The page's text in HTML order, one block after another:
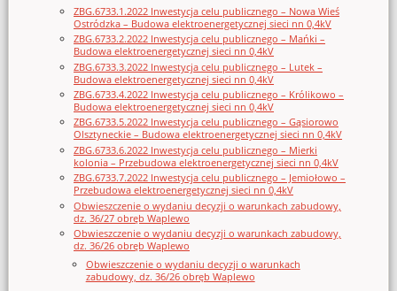
ZBG.6733.1.2022 Inwestycja celu publicznego – Nowa Wieś
Ostródzka – Budowa elektroenergetycznej sieci nn 0,4kV
ZBG.6733.2.2022 Inwestycja celu publicznego – Mańki –
Budowa elektroenergetycznej sieci nn 0,4kV
ZBG.6733.3.2022 Inwestycja celu publicznego – Lutek –
Budowa elektroenergetycznej sieci nn 0,4kV
ZBG.6733.4.2022 Inwestycja celu publicznego – Królikowo –
Budowa elektroenergetycznej sieci nn 0,4kV
ZBG.6733.5.2022 Inwestycja celu publicznego – Gąsiorowo
Olsztyneckie – Budowa elektroenergetycznej sieci nn 0,4kV
ZBG.6733.6.2022 Inwestycja celu publicznego – Mierki
kolonia – Przebudowa elektroenergetycznej sieci nn 0,4kV
ZBG.6733.7.2022 Inwestycja celu publicznego – Jemiołowo –
Przebudowa elektroenergetycznej sieci nn 0,4kV
Obwieszczenie o wydaniu decyzji o warunkach zabudowy,
dz. 36/27 obręb Waplewo
Obwieszczenie o wydaniu decyzji o warunkach zabudowy,
dz. 36/26 obręb Waplewo
Obwieszczenie o wydaniu decyzji o warunkach
zabudowy, dz. 36/26 obręb Waplewo